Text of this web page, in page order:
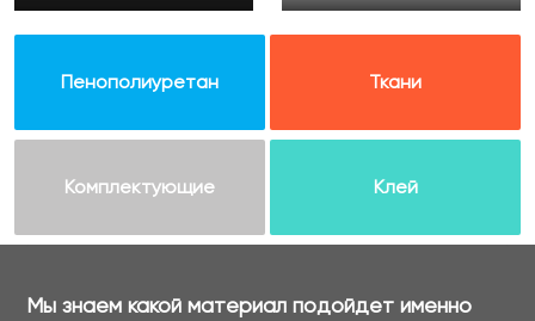
Пенополиуретан Ткани
Комплектующие Клей
Мы знаем какой материал подойдет именно